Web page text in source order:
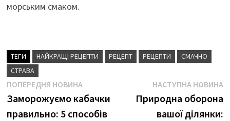
морським смаком.
ТЕГИ НАЙКРАЩІ РЕЦЕПТИ РЕЦЕПТ РЕЦЕПТИ
СМАЧНО
СТРАВА
Навігація
записів
ПОПЕРЕДНЯ НОВИНАПопередня
новина
Заморожуємо кабачки
правильно: 5 способів
НАСТУПНА НОВИНА
Природна оборона
вашої ділянки: